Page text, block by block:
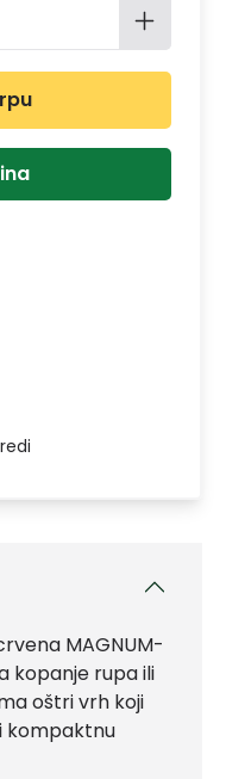
MAGNUM-
kopanje rupa ili
oštri vrh koji
kompaktnu
Unesite